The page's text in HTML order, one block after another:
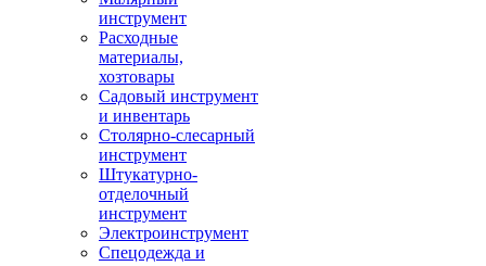
инструмент
Расходные
материалы,
хозтовары
Садовый инструмент
и инвентарь
Столярно-слесарный
инструмент
Штукатурно-
отделочный
инструмент
Электроинструмент
Спецодежда и